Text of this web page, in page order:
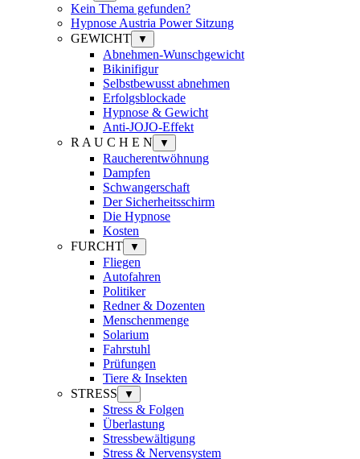
Kein Thema gefunden?
Hypnose Austria Power Sitzung
GEWICHT
▼
Abnehmen-Wunschgewicht
Bikinifigur
Selbstbewusst abnehmen
Erfolgsblockade
Hypnose & Gewicht
Anti-JOJO-Effekt
R A U C H E N
▼
Raucherentwöhnung
Dampfen
Schwangerschaft
Der Sicherheitsschirm
Die Hypnose
Kosten
FURCHT
▼
Fliegen
Autofahren
Politiker
Redner & Dozenten
Menschenmenge
Solarium
Fahrstuhl
Prüfungen
Tiere & Insekten
STRESS
▼
Stress & Folgen
Überlastung
Stressbewältigung
Stress & Nervensystem